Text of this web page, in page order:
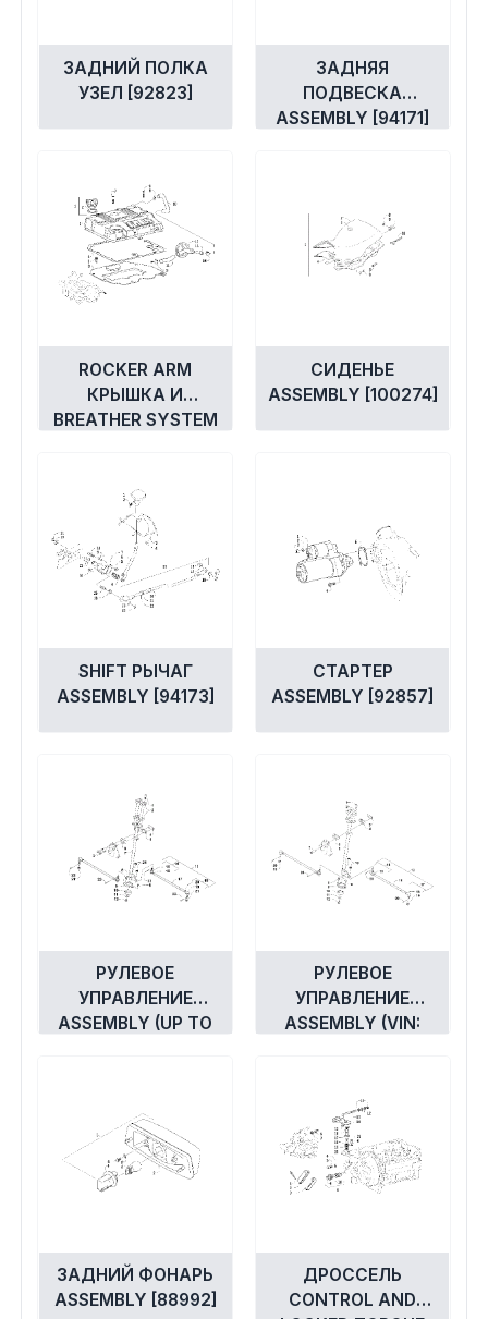
ЗАДНИЙ ПОЛКА
УЗЕЛ [92823]
ЗАДНЯЯ
ПОДВЕСКА
ASSEMBLY [94171]
ROCKER ARM
КРЫШКА И
BREATHER SYSTEM
СИДЕНЬЕ
ASSEMBLY [100274]
SHIFT РЫЧАГ
ASSEMBLY [94173]
СТАРТЕР
ASSEMBLY [92857]
РУЛЕВОЕ
УПРАВЛЕНИЕ
ASSEMBLY (UP TO
РУЛЕВОЕ
УПРАВЛЕНИЕ
ASSEMBLY (VIN:
ЗАДНИЙ ФОНАРЬ
ASSEMBLY [88992]
ДРОССЕЛЬ
CONTROL AND